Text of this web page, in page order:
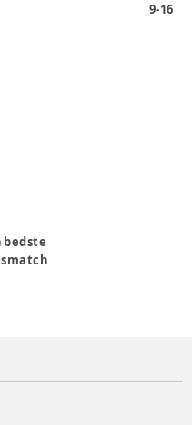
68, 7400 Herning,
9-16
bedste